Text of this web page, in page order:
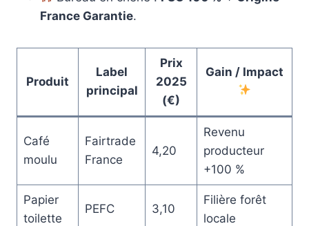
France Garantie.
Produit
Label
principal
Prix
2025
(€)
Gain / Impact
Café
moulu
Fairtrade
France
4,20
Revenu
producteur
+100 %
Papier
toilette
PEFC 3,10
Filière forêt
locale